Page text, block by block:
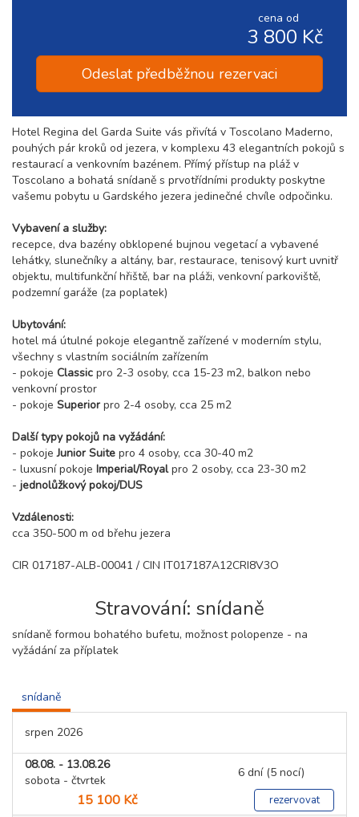
cena od
3 800 Kč
Odeslat předběžnou rezervaci
Hotel Regina del Garda Suite vás přivítá v Toscolano Maderno,
pouhých pár kroků od jezera, v komplexu 43 elegantních pokojů s
restaurací a venkovním bazénem. Přímý přístup na pláž v
Toscolano a bohatá snídaně s prvotřídními produkty poskytne
vašemu pobytu u Gardského jezera jedinečné chvíle odpočinku.
Vybavení a služby:
recepce, dva bazény obklopené bujnou vegetací a vybavené
lehátky, slunečníky a altány, bar, restaurace, tenisový kurt uvnitř
objektu, multifunkční hřiště, bar na pláži, venkovní parkoviště,
podzemní garáže (za poplatek)
Ubytování:
hotel má útulné pokoje elegantně zařízené v moderním stylu,
všechny s vlastním sociálním zařízením
- pokoje Classic pro 2-3 osoby, cca 15-23 m2, balkon nebo
venkovní prostor
- pokoje Superiorpro 2-4 osoby, cca 25 m2
Další typy pokojů na vyžádání:
- pokoje Junior Suite pro 4 osoby, cca 30-40 m2
- luxusní pokoje Imperial/Royalpro 2 osoby, cca 23-30 m2
- jednolůžkový pokoj/DUS
Vzdálenosti:
cca 350-500 m od břehu jezera
CIR 017187-ALB-00041 / CIN IT017187A12CRI8V3O
Stravování: snídaně
snídaně formou bohatého bufetu, možnost polopenze - na
vyžádání za příplatek
snídaně
srpen 2026
08.08. - 13.08.26
sobota - čtvrtek
6 dní (5 nocí)
15 100 Kč rezervovat